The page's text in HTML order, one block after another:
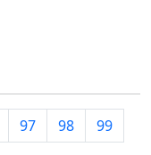
97 98
99